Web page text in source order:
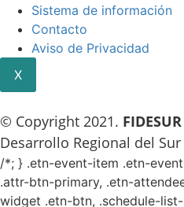
Sistema de información
Contacto
Aviso de Privacidad
X
© Copyright 2021. FIDESUR
Desarrollo Regional del Sur
/*; } .etn-event-item .etn-
.attr-btn-primary, .etn-
widget .etn-btn, .schedule-list-